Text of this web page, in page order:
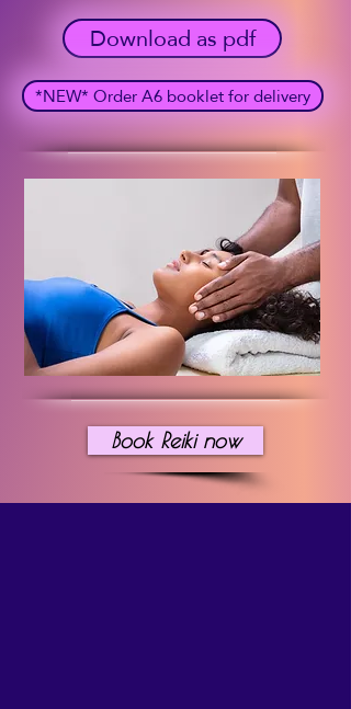
Download as pdf
*NEW* Order A6 booklet for delivery
Book Reiki now